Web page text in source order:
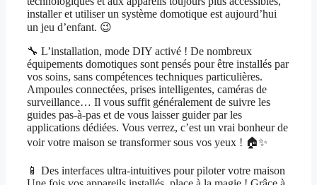
installer et utiliser un système domotique est aujourd’hui
un jeu d’enfant. 😉
🔧 L’installation, mode DIY activé ! De nombreux
équipements domotiques sont pensés pour être installés par
vos soins, sans compétences techniques particulières.
Ampoules connectées, prises intelligentes, caméras de
surveillance… Il vous suffit généralement de suivre les
guides pas-à-pas et de vous laisser guider par les
applications dédiées. Vous verrez, c’est un vrai bonheur de
voir votre maison se transformer sous vos yeux ! 🏠✨
📱 Des interfaces ultra-intuitives pour piloter votre maison